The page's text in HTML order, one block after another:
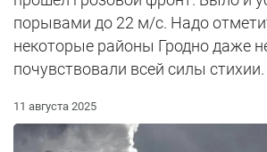
порывами до 22 м/с. Надо
некоторые районы Гродно даже
почувствовали всей силы стихии.
11 августа 2025